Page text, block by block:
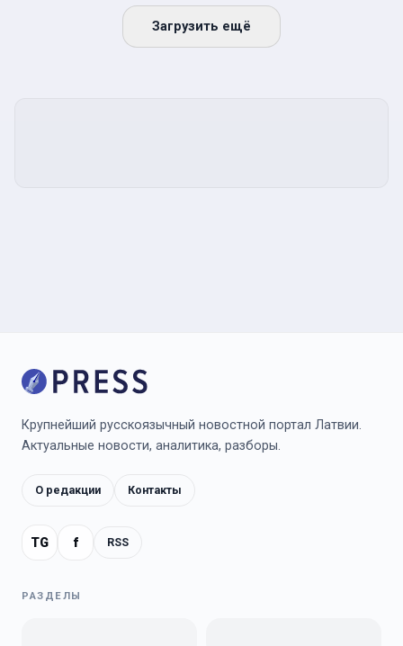
Загрузить ещё
Крупнейший русскоязычный новостной портал Латвии.
Актуальные новости, аналитика, разборы.
О редакции Контакты
TG f RSS
РАЗДЕЛЫ